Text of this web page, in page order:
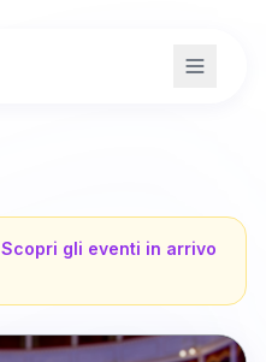
Scopri gli eventi in arrivo